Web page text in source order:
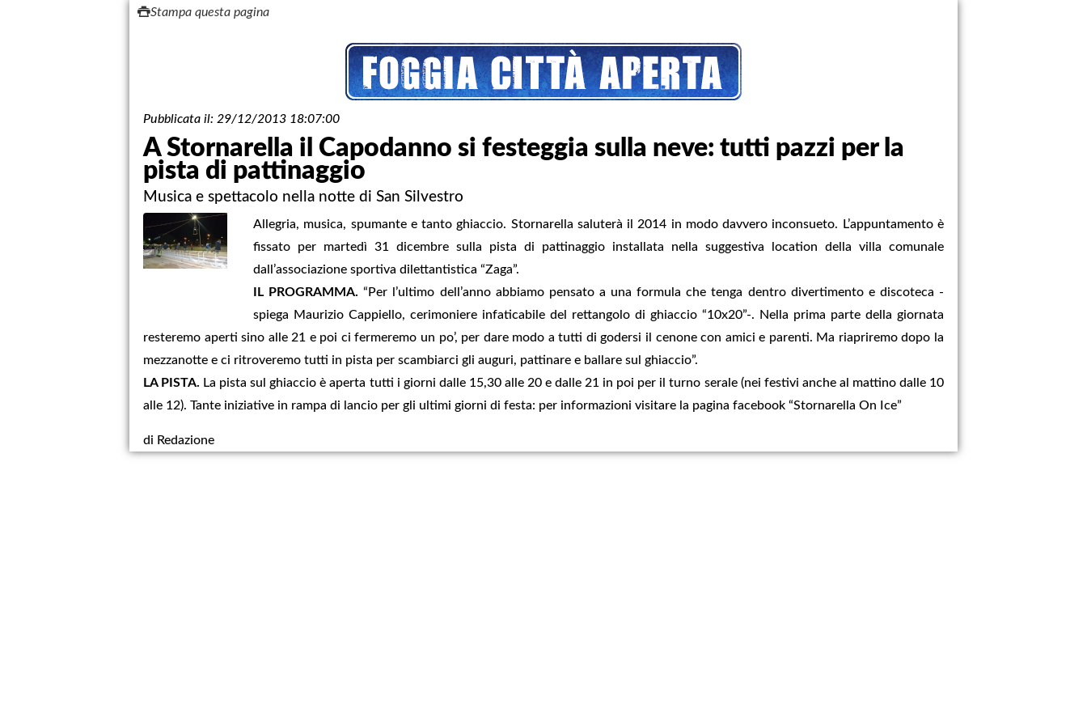
Stampa questa pagina
Pubblicata il: 29/12/2013 18:07:00
A Stornarella il Capodanno si festeggia sulla neve: tutti pazzi per la
pista di pattinaggio
Musica e spettacolo nella notte di San Silvestro
Allegria, musica, spumante e tanto ghiaccio. Stornarella saluterà il 2014 in modo davvero inconsueto. L’appuntamento è
fissato per martedì 31 dicembre sulla pista di pattinaggio installata nella suggestiva location della villa comunale
dall’associazione sportiva dilettantistica “Zaga”.
IL PROGRAMMA. “Per l’ultimo dell’anno abbiamo pensato a una formula che tenga dentro divertimento e discoteca -
spiega Maurizio Cappiello, cerimoniere infaticabile del rettangolo di ghiaccio “10x20”-. Nella prima parte della giornata
resteremo aperti sino alle 21 e poi ci fermeremo un po’, per dare modo a tutti di godersi il cenone con amici e parenti. Ma riapriremo dopo la
mezzanotte e ci ritroveremo tutti in pista per scambiarci gli auguri, pattinare e ballare sul ghiaccio”.
LA PISTA. La pista sul ghiaccio è aperta tutti i giorni dalle 15,30 alle 20 e dalle 21 in poi per il turno serale (nei festivi anche al mattino dalle 10
alle 12). Tante iniziative in rampa di lancio per gli ultimi giorni di festa: per informazioni visitare la pagina facebook “Stornarella On Ice”
di Redazione